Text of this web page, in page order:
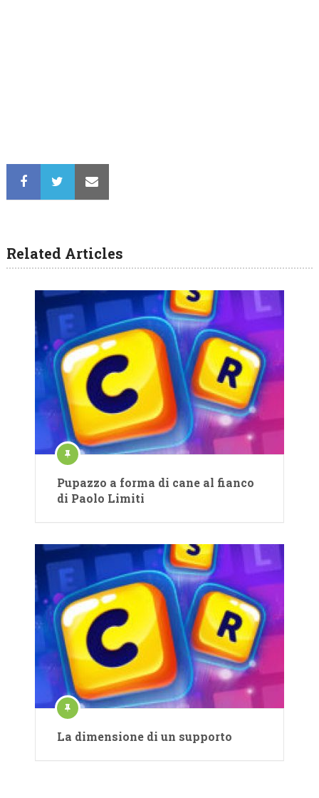
Related Articles
Pupazzo a forma di cane al fianco
di Paolo Limiti
La dimensione di un supporto